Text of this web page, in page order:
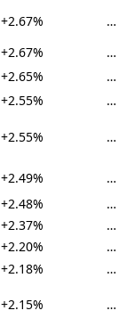
+2.67%
…
+2.67%
…
+2.65%
…
+2.55%
…
+2.55% …
+2.49%
…
+2.48%
…
+2.37%
…
+2.20%
…
+2.18%
…
+2.15%
…